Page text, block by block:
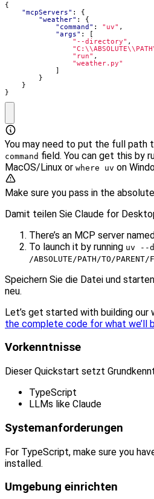
{
"mcpServers" :
{
"weather" :
{
"command" : "uv" ,
"args" :
[
"--directory" ,
"run" ,
"weather.py"
]
}
}
}
You may need to put the full path
command field. You can get this by
MacOS/Linux or where uv on
Make sure you pass in the
Damit teilen Sie Claude for
There’s an MCP server
To launch it by running uv --
/ABSOLUTE/PATH/TO/
Speichern Sie die Datei und
neu.
Let’s get started with building our
the complete code for what we’ll
Vorkenntnisse
Dieser Quickstart setzt
TypeScript
LLMs like Claude
Systemanforderungen
For TypeScript, make sure you
installed.
Umgebung einrichten